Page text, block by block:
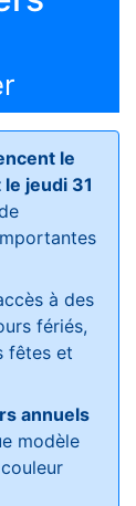
le
jeudi 31
à des
fériés,
fêtes et
annuels
modèle